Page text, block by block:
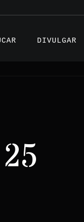
Projetos
Testemunhos
DIVULGAR